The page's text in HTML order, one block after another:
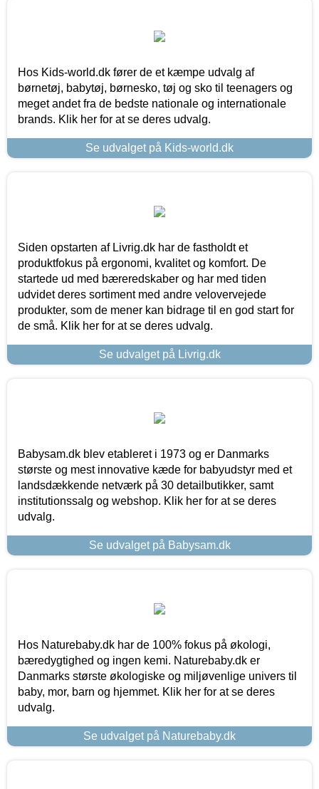
Hos Kids-world.dk fører de et kæmpe udvalg af
børnetøj, babytøj, børnesko, tøj og sko til teenagers og
meget andet fra de bedste nationale og internationale
brands. Klik her for at se deres udvalg.
Se udvalget på Kids-world.dk
Siden opstarten af Livrig.dk har de fastholdt et
produktfokus på ergonomi, kvalitet og komfort. De
startede ud med bæreredskaber og har med tiden
udvidet deres sortiment med andre velovervejede
produkter, som de mener kan bidrage til en god start for
de små. Klik her for at se deres udvalg.
Se udvalget på Livrig.dk
Babysam.dk blev etableret i 1973 og er Danmarks
største og mest innovative kæde for babyudstyr med et
landsdækkende netværk på 30 detailbutikker, samt
institutionssalg og webshop. Klik her for at se deres
udvalg.
Se udvalget på Babysam.dk
Hos Naturebaby.dk har de 100% fokus på økologi,
bæredygtighed og ingen kemi. Naturebaby.dk er
Danmarks største økologiske og miljøvenlige univers til
baby, mor, barn og hjemmet. Klik her for at se deres
udvalg.
Se udvalget på Naturebaby.dk